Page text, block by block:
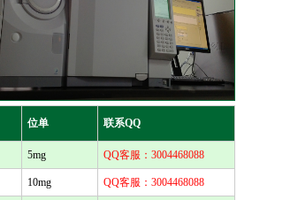
位单 联系QQ
5mg QQ客服：3004468088
10mg QQ客服：3004468088